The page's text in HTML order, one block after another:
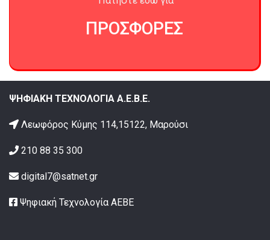
ΠΡΟΣΦΟΡΕΣ
ΨΗΦΙΑΚΗ ΤΕΧΝΟΛΟΓΙΑ Α.Ε.Β.Ε.
Λεωφόρος Κύμης 114,15122, Μαρούσι
210 88 35 300
digital7@satnet.gr
Ψηφιακή Τεχνολογία ΑΕΒΕ